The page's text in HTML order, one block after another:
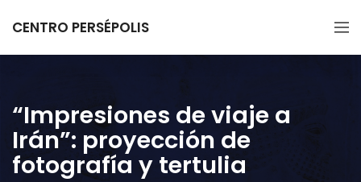
CENTRO PERSÉPOLIS
“Impresiones de viaje a
Irán”: proyección de
fotografía y tertulia